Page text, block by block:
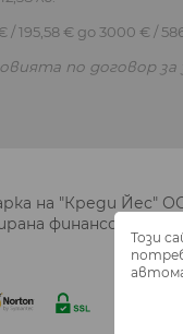
€ до 3000 € /
по договор
на "Креди Йес"
финансова
Този